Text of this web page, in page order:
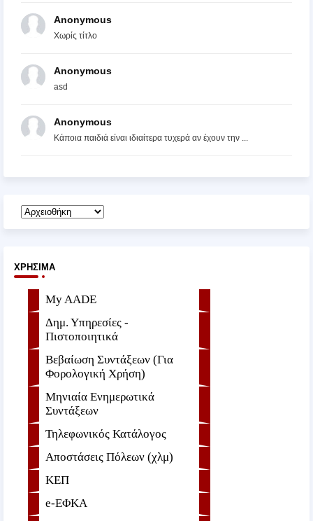
Anonymous
Χωρίς τίτλο
Anonymous
asd
Anonymous
Κάποια παιδιά είναι ιδιαίτερα τυχερά αν έχουν την ...
ΧΡΉΣΙΜΑ
My AADE
Δημ. Υπηρεσίες -
Πιστοποιητικά
Βεβαίωση Συντάξεων (Για
Φορολογική Χρήση)
Μηνιαία Ενημερωτικά
Συντάξεων
Τηλεφωνικός Κατάλογος
Αποστάσεις Πόλεων (χλμ)
ΚΕΠ
e-ΕΦKA